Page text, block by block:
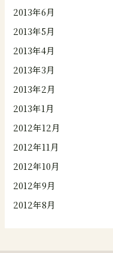
2013年6月
2013年5月
2013年4月
2013年3月
2013年2月
2013年1月
2012年12月
2012年11月
2012年10月
2012年9月
2012年8月